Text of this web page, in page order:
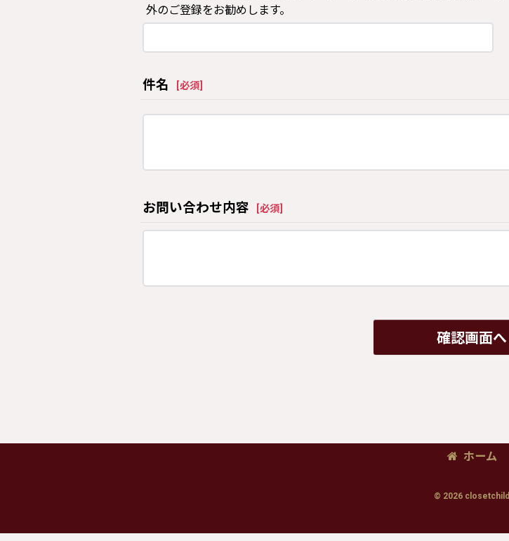
外のご登録をお勧めします。
件名 必須
お問い合わせ内容 必須
確認画面へ
ホーム
© 2026 closetchild